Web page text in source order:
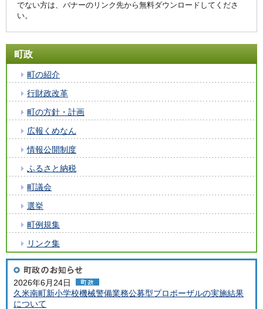
でない方は、バナーのリンク先から無料ダウンロードしてくださ
い。
町政
町の紹介
行財政改革
町の方針・計画
広報くめなん
情報公開制度
ふるさと納税
町議会
選挙
町例規集
リンク集
2026年6月24日
久米南町新小学校機械警備業務公募型プロポーザルの実施結果
について